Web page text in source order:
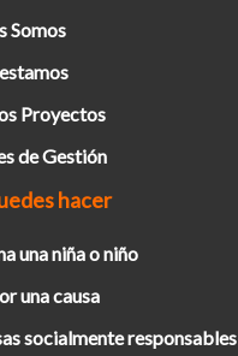
Somos
Proyectos
de Gestión
hacer
una niña o niño
una causa
socialmente responsables